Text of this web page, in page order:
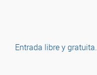
Entrada libre y gratuita.